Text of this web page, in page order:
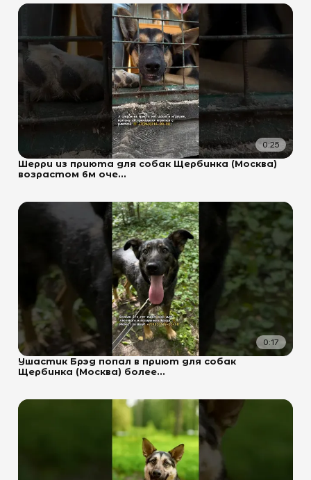
0:25
Шерри из приюта для собак Щербинка (Москва)
возрастом 6м оче...
0:17
Ушастик Брэд попал в приют для собак
Щербинка (Москва) более...